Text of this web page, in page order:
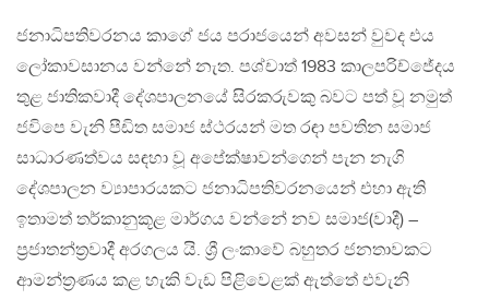
ජනාධිපතිවරනය කාගේ ජය පරාජයෙන් අවසන් වුවද එය
ලෝකාවසානය වන්නේ නැත. පශ්චාත් 1983 කාලපරිච්ජේදය
තුළ ජාතිකවාදී දේශපාලනයේ සිරකරුවකු බවට පත් වූ නමුත්
ජවිපෙ වැනි පීඩිත සමාජ ස්ථරයන් මත රඳා පවතින සමාජ
සාධාරණත්වය සඳහා වූ අපේක්ෂාවන්ගෙන් පැන නැගි
දේශපාලන ව්‍යාපාරයකට ජනාධිපතිවරනයෙන් එහා ඇති
ඉතාමත් තර්කානුකූළ මාර්ගය වන්නේ නව සමාජ(වාදී) –
ප්‍රජාතන්ත්‍රවාදී අරගලය යි. ශ්‍රී ලංකාවේ බහුතර ජනතාවකට
ආමන්ත්‍රණය කළ හැකි වැඩ පිළිවෙළක් ඇත්තේ එවැනි